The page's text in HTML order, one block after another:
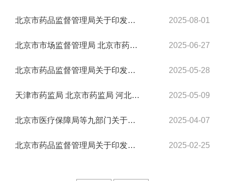
北京市药品监督管理局关于印发《北京市医疗器械快速审评审批办法》的通知 2025-08-01
北京市市场监督管理局 北京市药品监督管理局关于发布《北京市化妆品广告发布指引》的公... 2025-06-27
北京市药品监督管理局关于印发《北京市药品经营环节全品种追溯体系建设工作方案》的通... 2025-05-28
天津市药监局 北京市药监局 河北省药监局 关于印发《京津冀药品批发企业许可管理规定》... 2025-05-09
北京市医疗保障局等九部门关于印发《北京市支持创新医药高质量发展若干措施 （2025年）... 2025-04-07
北京市药品监督管理局关于印发《北京市药品零售企业许可管理规定》的通知 2025-02-25